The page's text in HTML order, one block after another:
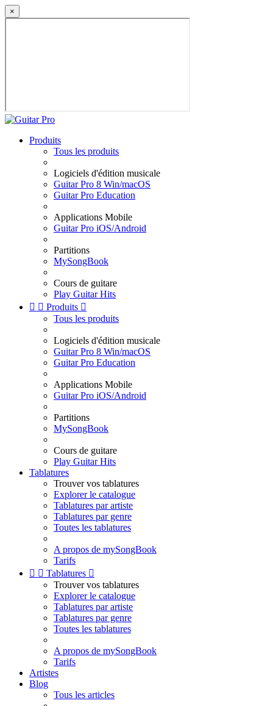
×
Produits
Tous les produits
Logiciels d'édition musicale
Guitar Pro 8 Win/macOS
Guitar Pro Education
Applications Mobile
Guitar Pro iOS/Android
Partitions
MySongBook
Cours de guitare
Play Guitar Hits
  Produits 
Tous les produits
Logiciels d'édition musicale
Guitar Pro 8 Win/macOS
Guitar Pro Education
Applications Mobile
Guitar Pro iOS/Android
Partitions
MySongBook
Cours de guitare
Play Guitar Hits
Tablatures
Trouver vos tablatures
Explorer le catalogue
Tablatures par artiste
Tablatures par genre
Toutes les tablatures
A propos de mySongBook
Tarifs
  Tablatures 
Trouver vos tablatures
Explorer le catalogue
Tablatures par artiste
Tablatures par genre
Toutes les tablatures
A propos de mySongBook
Tarifs
Artistes
Blog
Tous les articles